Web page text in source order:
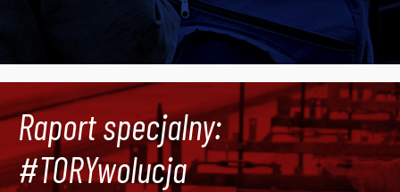
Raport specjalny:
#TORYwolucja